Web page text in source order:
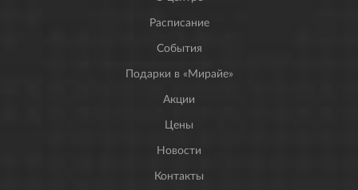
Расписание
События
Подарки в «Мирайе»
Акции
Цены
Новости
Контакты